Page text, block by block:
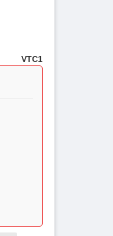
VTC1